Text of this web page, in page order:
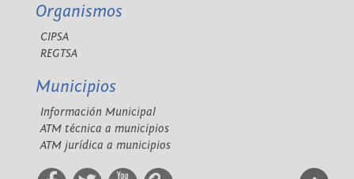
Organismos
CIPSA
REGTSA
Municipios
Información Municipal
ATM técnica a municipios
ATM jurídica a municipios